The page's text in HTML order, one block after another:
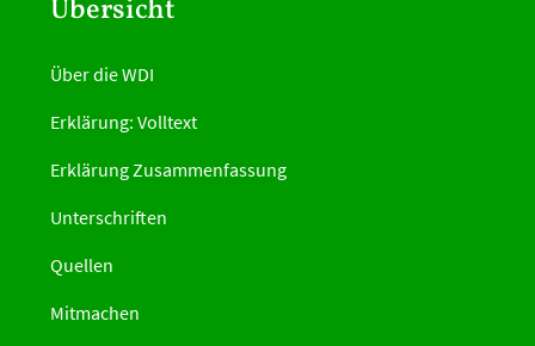
Übersicht
Über die WDI
Erklärung: Volltext
Erklärung Zusammenfassung
Unterschriften
Quellen
Mitmachen